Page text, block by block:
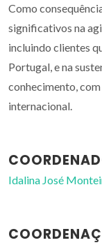
Como
significativos na
incluindo clientes
Portugal, e na
conhecimento,
internacional.
Idalina José